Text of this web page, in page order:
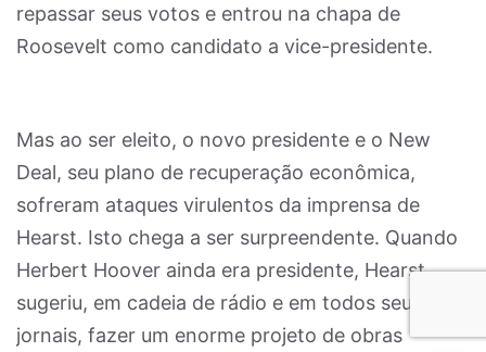
repassar seus votos e entrou na chapa de
Roosevelt como candidato a vice-presidente.
Mas ao ser eleito, o novo presidente e o New
Deal, seu plano de recuperação econômica,
sofreram ataques virulentos da imprensa de
Hearst. Isto chega a ser surpreendente. Quando
Herbert Hoover ainda era presidente, Hearst
sugeriu, em cadeia de rádio e em todos seus
jornais, fazer um enorme projeto de obras